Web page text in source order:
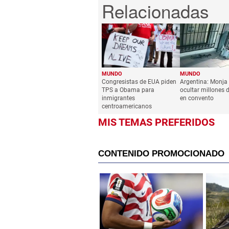
MUNDO
Congresistas de EUA piden
TPS a Obama para
inmigrantes
centroamericanos
MUNDO
Argentina: Monja
ocultar millones
en convento
MIS TEMAS PREFERIDOS